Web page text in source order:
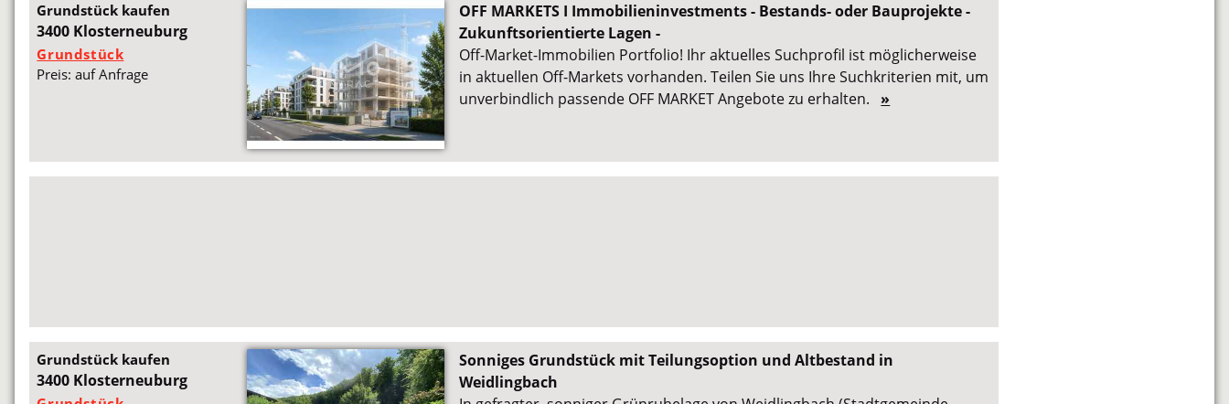
Grundstück kaufen
3400 Klosterneuburg
Grundstück
Preis: auf Anfrage
OFF MARKETS I Immobilieninvestments - Bestands- oder Bauprojekte -
Zukunftsorientierte Lagen -
Off-Market-Immobilien Portfolio! Ihr aktuelles Suchprofil ist möglicherweise
in aktuellen Off-Markets vorhanden. Teilen Sie uns Ihre Suchkriterien mit, um
unverbindlich passende OFF MARKET Angebote zu erhalten. »
Grundstück kaufen
3400 Klosterneuburg
Sonniges Grundstück mit Teilungsoption und Altbestand in
Weidlingbach